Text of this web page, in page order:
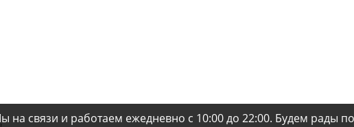
на связи и работаем ежедневно с 10:00 до 22:00. Будем рады